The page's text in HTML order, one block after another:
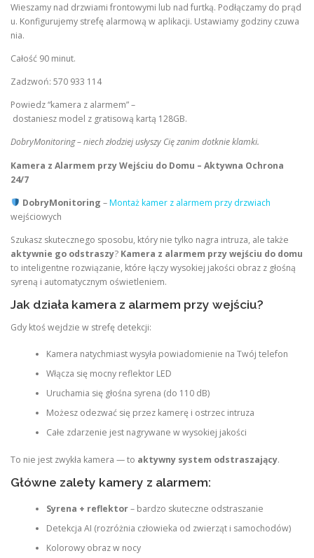
Wieszamy nad drzwiami frontowymi lub nad furtką. Podłączamy do prąd
u. Konfigurujemy strefę alarmową w aplikacji. Ustawiamy godziny czuwa
nia.
Całość 90 minut.
Zadzwoń: 570 933 114
Powiedz “kamera z alarmem” –
dostaniesz model z gratisową kartą 128GB.
DobryMonitoring – niech złodziej usłyszy Cię zanim dotknie klamki.
Kamera z Alarmem przy Wejściu do Domu – Aktywna Ochrona
24/7
DobryMonitoring –Montaż kamer z alarmem przy drzwiach
wejściowych
Szukasz skutecznego sposobu, który nie tylko nagra intruza, ale także
aktywnie go odstraszy? Kamera z alarmem przy wejściu do domu
to inteligentne rozwiązanie, które łączy wysokiej jakości obraz z głośną
syreną i automatycznym oświetleniem.
Jak działa kamera z alarmem przy wejściu?
Gdy ktoś wejdzie w strefę detekcji:
Kamera natychmiast wysyła powiadomienie na Twój telefon
Włącza się mocny reflektor LED
Uruchamia się głośna syrena (do 110 dB)
Możesz odezwać się przez kamerę i ostrzec intruza
Całe zdarzenie jest nagrywane w wysokiej jakości
To nie jest zwykła kamera — to aktywny system odstraszający.
Główne zalety kamery z alarmem:
Syrena + reflektor– bardzo skuteczne odstraszanie
Detekcja AI (rozróżnia człowieka od zwierząt i samochodów)
Kolorowy obraz w nocy